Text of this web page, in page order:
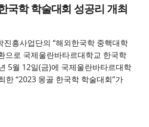
국학 학술대회 성공리 개최
진흥사업단의 “해외한국학 중핵대학
으로 국제울란바타르대학교 한국학
5월 12일(금)에 국제울란바타르대학
한 “2023 몽골 한국학 학술대회”가